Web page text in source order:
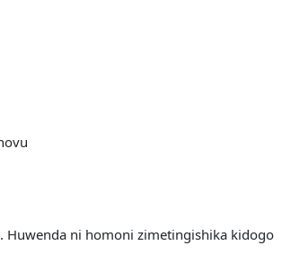
Huwenda ni homoni zimetingishika kidogo